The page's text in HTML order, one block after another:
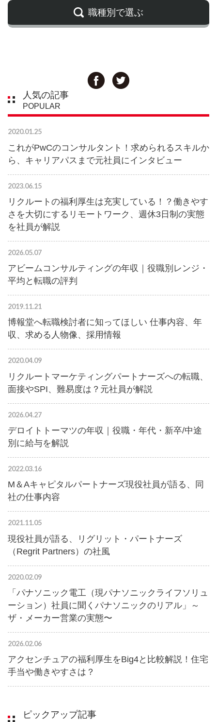
職種別で選ぶ
人気の記事
POPULAR
2020.01.25
これがPwCのコンサルタント！求められるスキルか
ら、キャリアパスまで元社員にインタビュー
2023.06.15
リクルートの福利厚生は充実している！？働きやす
さを大切にするリモートワーク、週休3日制の実態
を社員が解説
2026.05.07
アビームコンサルティングの年収｜役職別レンジ・
平均と転職の評判
2019.11.21
博報堂へ転職検討者に知ってほしい 仕事内容、年
収、求める人物像、採用情報
2020.04.09
リクルートマーケティングパートナーズへの転職、
面接やSPI、難易度は？元社員が解説
2026.04.27
デロイトトーマツの年収｜役職・年代・新卒/中途
別に給与を解説
2022.03.16
M＆Aキャピタルパートナーズ現役社員が語る、同
社の仕事内容
2021.11.05
現役社員が語る、リグリット・パートナーズ
（Regrit Partners）の社風
2020.02.09
「パナソニック電工（現パナソニックライフソリュ
ーション）社員に聞くパナソニックのリアル」～
ザ・メーカー営業の実態〜
2026.02.06
アクセンチュアの福利厚生をBig4と比較解説！住宅
手当や働きやすさは？
ピックアップ記事